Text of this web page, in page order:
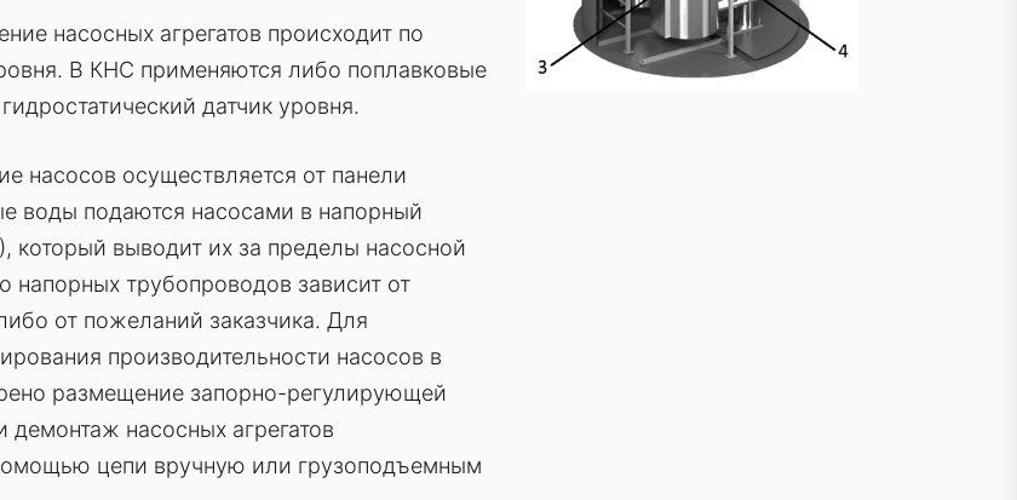
насосных агрегатов происходит по
В КНС применяются либо поплавковые
датчик уровня.
насосов осуществляется от панели
воды подаются насосами в напорный
который выводит их за пределы насосной
напорных трубопроводов зависит от
от пожеланий заказчика. Для
производительности насосов в
размещение запорно-регулирующей
насосных агрегатов
цепи вручную или грузоподъемным